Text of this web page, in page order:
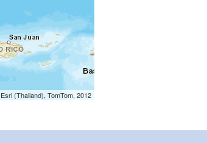
(Thailand), TomTom, 2012